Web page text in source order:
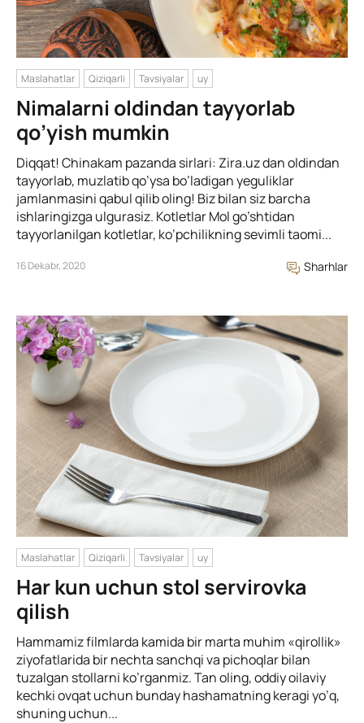
Maslahatlar Qiziqarli Tavsiyalar uy
Nimalarni oldindan tayyorlab
qo’yish mumkin
Diqqat! Chinakam pazanda sirlari: Zira.uz dan oldindan
tayyorlab, muzlatib qo’ysa bo’ladigan yeguliklar
jamlanmasini qabul qilib oling! Biz bilan siz barcha
ishlaringizga ulgurasiz. Kotletlar Mol go’shtidan
tayyorlanilgan kotletlar, ko’pchilikning sevimli taomi...
16 Dekabr, 2020 Sharhlar
Maslahatlar Qiziqarli Tavsiyalar uy
Har kun uchun stol servirovka
qilish
Hammamiz filmlarda kamida bir marta muhim «qirollik»
ziyofatlarida bir nechta sanchqi va pichoqlar bilan
tuzalgan stollarni ko’rganmiz. Tan oling, oddiy oilaviy
kechki ovqat uchun bunday hashamatning keragi yo’q,
shuning uchun...